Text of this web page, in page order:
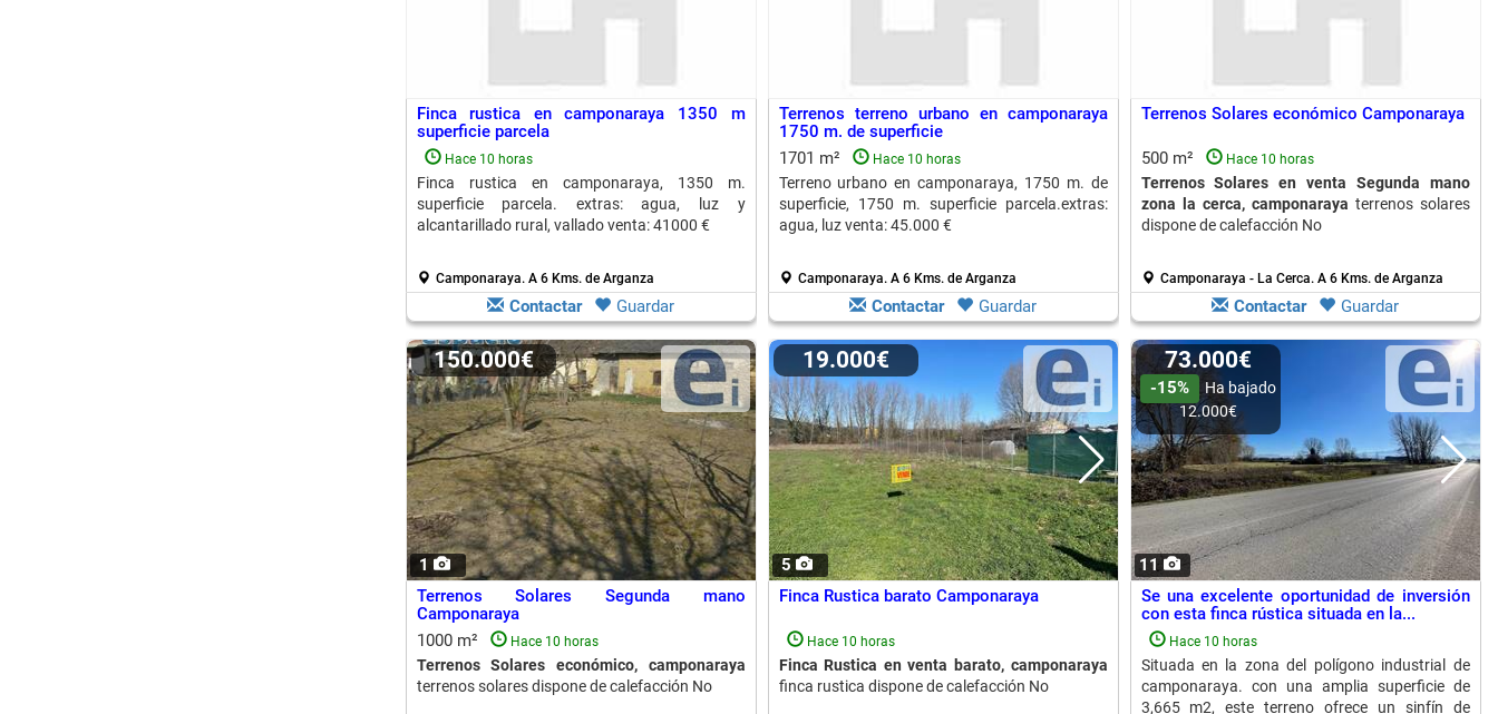
Finca rustica en camponaraya 1350 m
superficie parcela
Hace 10 horas
Finca rustica en camponaraya, 1350 m.
superficie parcela. extras: agua, luz y
alcantarillado rural, vallado venta: 41000 €
Camponaraya. A 6 Kms. de Arganza
Contactar Guardar
Terrenos terreno urbano en camponaraya
1750 m. de superficie
1701 m²
Hace 10 horas
Terreno urbano en camponaraya, 1750 m. de
superficie, 1750 m. superficie parcela.extras:
agua, luz venta: 45.000 €
Camponaraya. A 6 Kms. de Arganza
Contactar Guardar
Terrenos Solares económico Camponaraya
500 m² Hace 10 horas
Terrenos Solares en venta Segunda mano
zona la cerca, camponaraya terrenos solares
dispone de calefacción No
Camponaraya - La Cerca. A 6 Kms. de Arganza
Contactar Guardar
1
150.000€
Terrenos Solares Segunda mano
Camponaraya
1000 m²
Hace 10 horas
Terrenos Solares económico, camponaraya
terrenos solares dispone de calefacción No
5
19.000€
Finca Rustica barato Camponaraya
Hace 10 horas
Finca Rustica en venta barato, camponaraya
finca rustica dispone de calefacción No
11
73.000€
-15%
Ha bajado
12.000€
Se una excelente oportunidad de inversión
con esta finca rústica situada en la...
Hace 10 horas
Situada en la zona del polígono industrial de
camponaraya. con una amplia superficie de
3,665 m2, este terreno ofrece un sinfín de